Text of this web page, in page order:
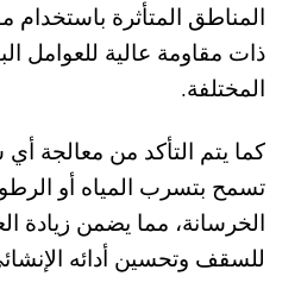
المناطق المتأثرة باستخدام
ذات مقاومة عالية للعوامل
المختلفة.
كما يتم التأكد من معالجة
تسمح بتسرب المياه أو
الخرسانة، مما يضمن زيادة
للسقف وتحسين أدائه